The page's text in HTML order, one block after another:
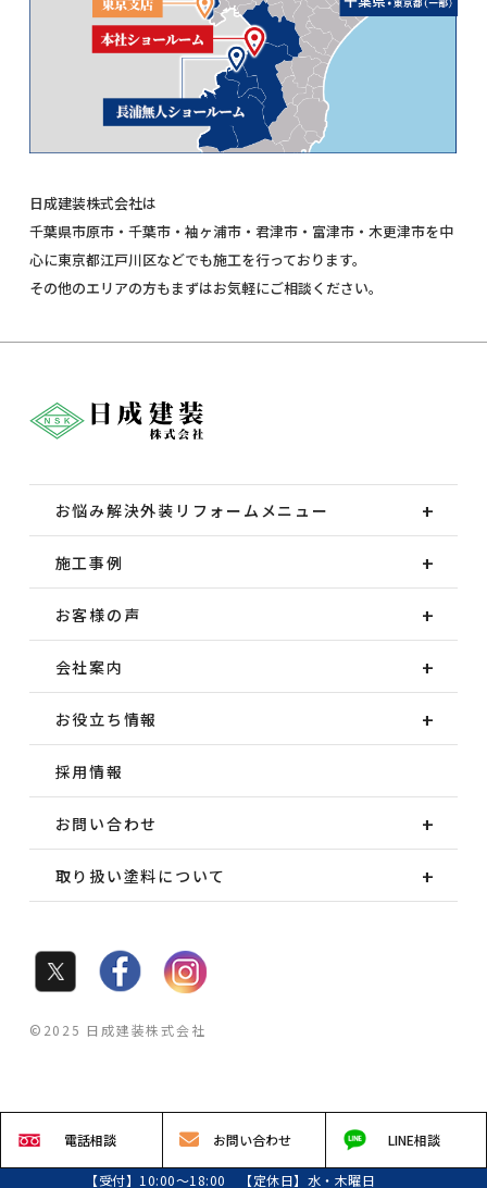
電話相談 お問い合わせ LINE相談
【受付】10:00～18:00 【定休日】水・木曜日
日成建装株式会社は
千葉県市原市・千葉市・袖ヶ浦市・君津市・富津市・木更津市を中
心に東京都江戸川区などでも施工を行っております。
その他のエリアの方もまずはお気軽にご相談ください。
お悩み解決外装 リフォームメニュー
施工事例
お客様の声
会社案内
お役立ち情報
採用情報
お問い合わせ
取り扱い塗料について
©2025 日成建装株式会社